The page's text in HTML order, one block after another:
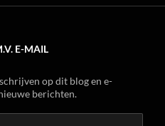
E-MAIL
op dit blog en e-
berichten.